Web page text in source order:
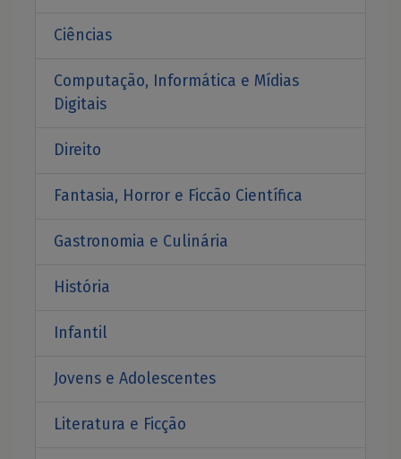
Ciências
Computação, Informática e Mídias
Digitais
Direito
Fantasia, Horror e Ficcão Científica
Gastronomia e Culinária
História
Infantil
Jovens e Adolescentes
Literatura e Ficção